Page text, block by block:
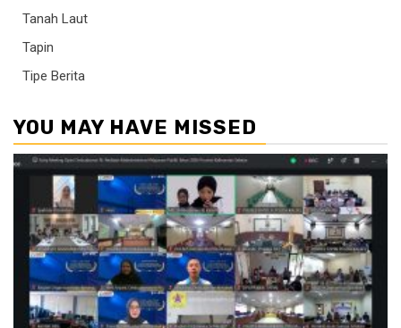
Tanah Laut
Tapin
Tipe Berita
YOU MAY HAVE MISSED